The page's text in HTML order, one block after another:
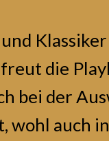
die
bei der
wohl auch